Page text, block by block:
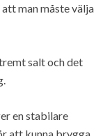
man måste välja
salt och det
en stabilare